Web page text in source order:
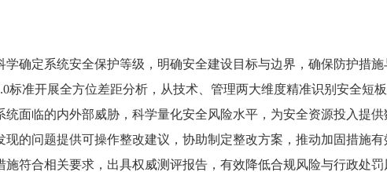
学确定系统安全保护等级，明确安全建设目标与边界，确保防护措施
标准开展全方位差距分析，从技术、管理两大维度精准识别安全短
统面临的内外部威胁，科学量化安全风险水平，为安全资源投入提供
现的问题提供可操作整改建议，协助制定整改方案，推动加固措施有
施符合相关要求，出具权威测评报告，有效降低合规风险与行政处